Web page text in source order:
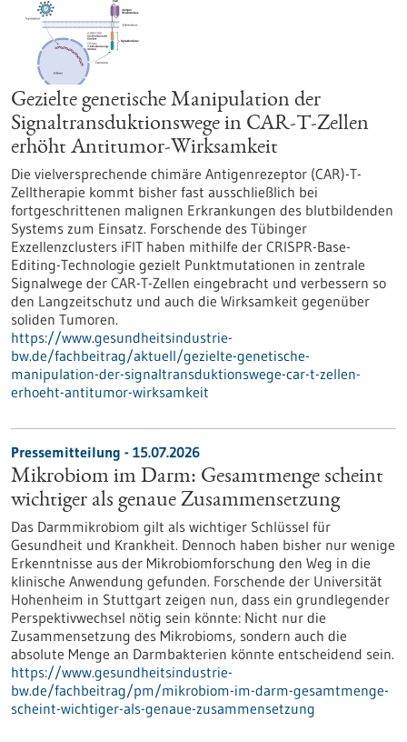
Gezielte genetische Manipulation der
Signaltransduktionswege in CAR-T-Zellen
erhöht Antitumor-Wirksamkeit
Die vielversprechende chimäre Antigenrezeptor (CAR)-T-
Zelltherapie kommt bisher fast ausschließlich bei
fortgeschrittenen malignen Erkrankungen des blutbildenden
Systems zum Einsatz. Forschende des Tübinger
Exzellenzclusters iFIT haben mithilfe der CRISPR-Base-
Editing-Technologie gezielt Punktmutationen in zentrale
Signalwege der CAR-T-Zellen eingebracht und verbessern so
den Langzeitschutz und auch die Wirksamkeit gegenüber
soliden Tumoren.
https://www.gesundheitsindustrie-
bw.de/fachbeitrag/aktuell/gezielte-genetische-
manipulation-der-signaltransduktionswege-car-t-zellen-
erhoeht-antitumor-wirksamkeit
Pressemitteilung - 15.07.2026
Mikrobiom im Darm: Gesamtmenge scheint
wichtiger als genaue Zusammensetzung
Das Darmmikrobiom gilt als wichtiger Schlüssel für
Gesundheit und Krankheit. Dennoch haben bisher nur wenige
Erkenntnisse aus der Mikrobiomforschung den Weg in die
klinische Anwendung gefunden. Forschende der Universität
Hohenheim in Stuttgart zeigen nun, dass ein grundlegender
Perspektivwechsel nötig sein könnte: Nicht nur die
Zusammensetzung des Mikrobioms, sondern auch die
absolute Menge an Darmbakterien könnte entscheidend sein.
https://www.gesundheitsindustrie-
bw.de/fachbeitrag/pm/mikrobiom-im-darm-gesamtmenge-
scheint-wichtiger-als-genaue-zusammensetzung